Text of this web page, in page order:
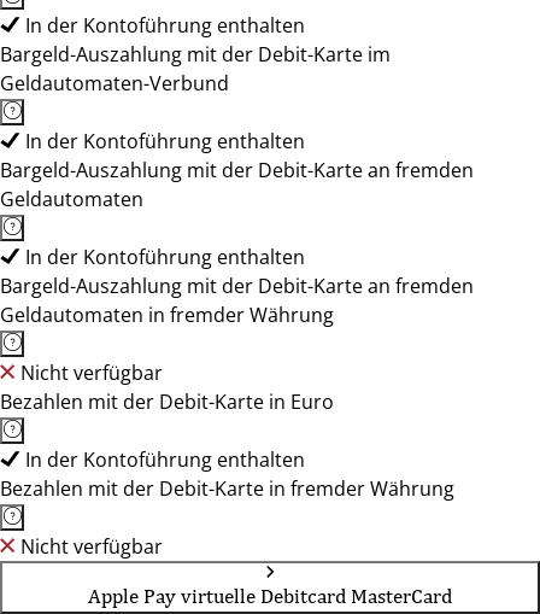
In der Kontoführung enthalten
Bargeld-Auszahlung mit der Debit-Karte im
Geldautomaten-Verbund
In der Kontoführung enthalten
Bargeld-Auszahlung mit der Debit-Karte an fremden
Geldautomaten
In der Kontoführung enthalten
Bargeld-Auszahlung mit der Debit-Karte an fremden
Geldautomaten in fremder Währung
Nicht verfügbar
Bezahlen mit der Debit-Karte in Euro
In der Kontoführung enthalten
Bezahlen mit der Debit-Karte in fremder Währung
Nicht verfügbar
Apple Pay virtuelle Debitcard MasterCard